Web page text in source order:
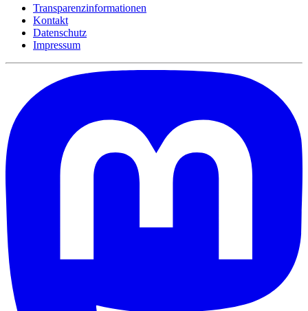
Transparenzinformationen
Kontakt
Datenschutz
Impressum